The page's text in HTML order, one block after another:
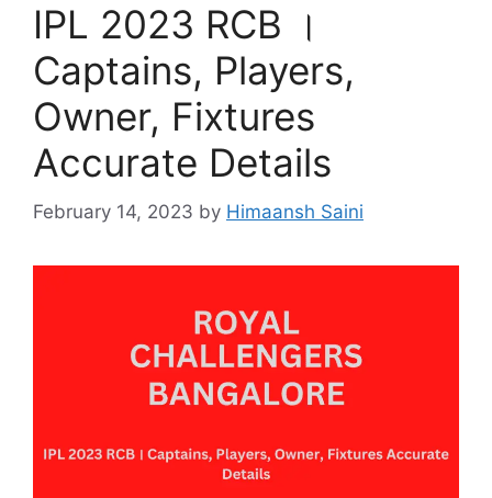
IPL 2023 RCB ।
Captains, Players,
Owner, Fixtures
Accurate Details
February 14, 2023 by Himaansh Saini